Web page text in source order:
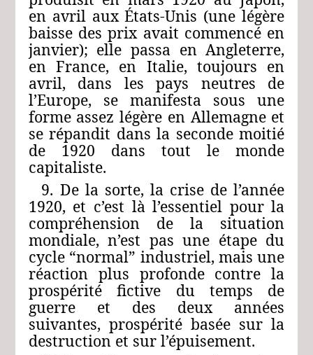
en avril aux États-Unis (une légère
baisse des prix avait commencé en
janvier); elle passa en Angleterre,
en France, en Italie, toujours en
avril, dans les pays neutres de
l’Europe, se manifesta sous une
forme assez légère en Allemagne et
se répandit dans la seconde moitié
de 1920 dans tout le monde
capitaliste.
9. De la sorte, la crise de l’année
1920, et c’est là l’essentiel pour la
compréhension de la situation
mondiale, n’est pas une étape du
cycle “normal” industriel, mais une
réaction plus profonde contre la
prospérité fictive du temps de
guerre et des deux années
suivantes, prospérité basée sur la
destruction et sur l’épuisement.